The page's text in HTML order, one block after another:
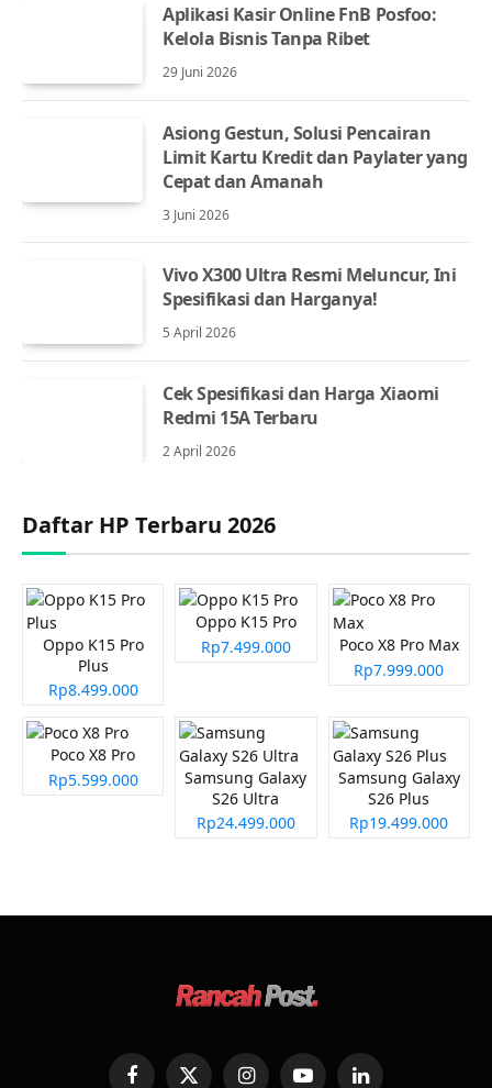
Aplikasi Kasir Online FnB Posfoo:
Kelola Bisnis Tanpa Ribet
29 Juni 2026
Asiong Gestun, Solusi Pencairan
Limit Kartu Kredit dan Paylater yang
Cepat dan Amanah
3 Juni 2026
Vivo X300 Ultra Resmi Meluncur, Ini
Spesifikasi dan Harganya!
5 April 2026
Cek Spesifikasi dan Harga Xiaomi
Redmi 15A Terbaru
2 April 2026
Daftar HP Terbaru 2026
Oppo K15 Pro
Plus
Rp8.499.000
Oppo K15 Pro
Rp7.499.000
Poco X8 Pro Max
Rp7.999.000
Poco X8 Pro
Rp5.599.000
Samsung Galaxy
S26 Ultra
Rp24.499.000
Samsung Galaxy
S26 Plus
Rp19.499.000